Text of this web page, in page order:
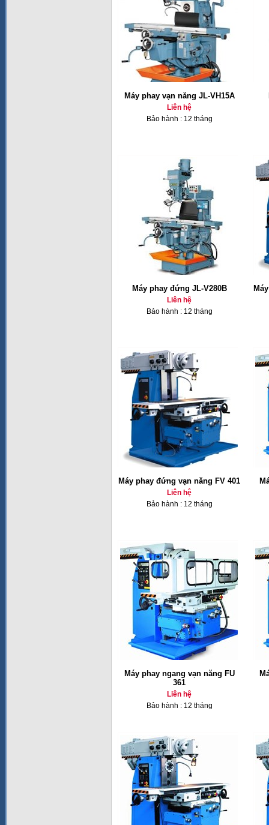
Máy phay vạn năng JL-VH15A
Liên hệ
Bảo hành : 12 tháng
Máy phay đứng JL-V280B
Liên hệ
Bảo hành : 12 tháng
Máy phay đứng vạn năng FV 401
Liên hệ
Bảo hành : 12 tháng
Máy phay ngang vạn năng FU
361
Liên hệ
Bảo hành : 12 tháng